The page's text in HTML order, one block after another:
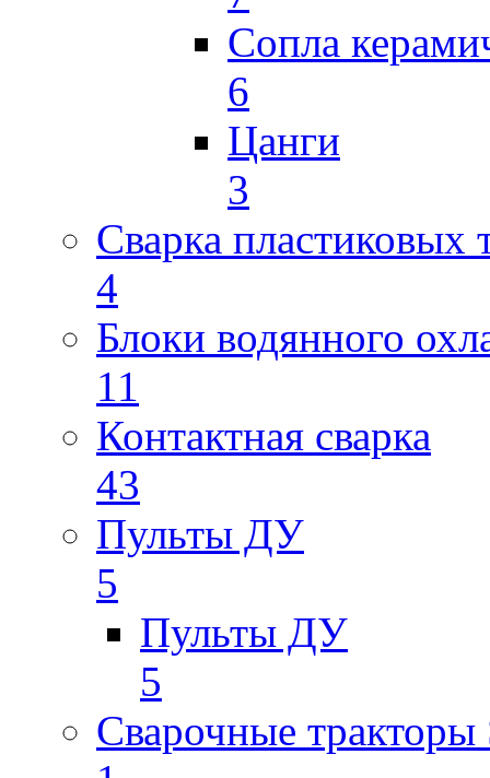
Сопла
6
Цанги
3
Сварка пластиковых
4
Блоки водянного
11
Контактная сварка
43
Пульты ДУ
5
Пульты ДУ
5
Сварочные тракторы